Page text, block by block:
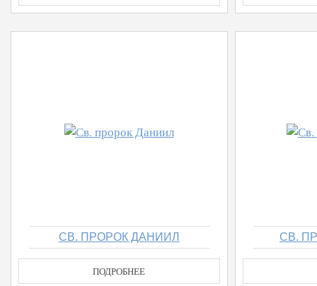
СВ. ПРОРОК ДАНИИЛ
ПОДРОБНЕЕ
СВ.